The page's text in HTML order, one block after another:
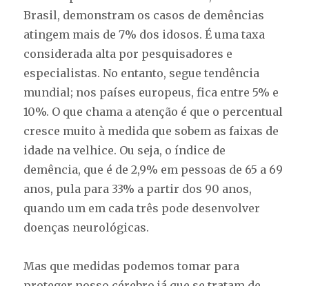
Brasil, demonstram os casos de demências
atingem mais de 7% dos idosos. É uma taxa
considerada alta por pesquisadores e
especialistas. No entanto, segue tendência
mundial; nos países europeus, fica entre 5% e
10%. O que chama a atenção é que o percentual
cresce muito à medida que sobem as faixas de
idade na velhice. Ou seja, o índice de
demência, que é de 2,9% em pessoas de 65 a 69
anos, pula para 33% a partir dos 90 anos,
quando um em cada três pode desenvolver
doenças neurológicas.
Mas que medidas podemos tomar para